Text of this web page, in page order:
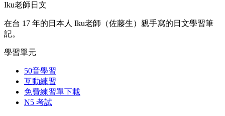
Iku老師日文
在台 17 年的日本人 Iku老師（佐藤生）親手寫的日文學習筆
記。
學習單元
50音學習
互動練習
免費練習單下載
N5 考試